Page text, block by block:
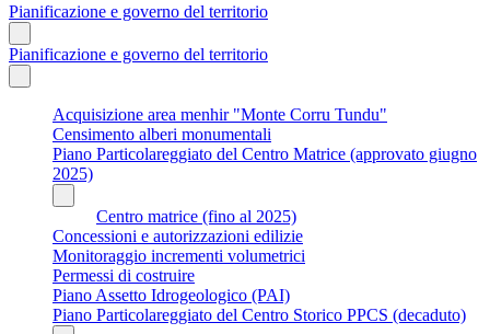
Pianificazione e governo del territorio
Pianificazione e governo del territorio
Acquisizione area menhir "Monte Corru Tundu"
Censimento alberi monumentali
Piano Particolareggiato del Centro Matrice (approvato giugno
2025)
Centro matrice (fino al 2025)
Concessioni e autorizzazioni edilizie
Monitoraggio incrementi volumetrici
Permessi di costruire
Piano Assetto Idrogeologico (PAI)
Piano Particolareggiato del Centro Storico PPCS (decaduto)